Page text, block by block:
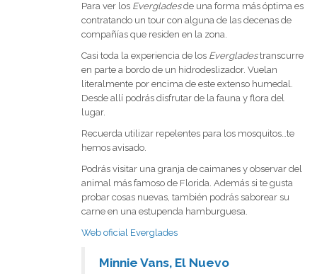
Para ver los Evergladesde una forma más óptima es
contratando un tour con alguna de las decenas de
compañías que residen en la zona.
Casi toda la experiencia de los Evergladestranscurre
en parte a bordo de un hidrodeslizador. Vuelan
literalmente por encima de este extenso humedal.
Desde allí podrás disfrutar de la fauna y flora del
lugar.
Recuerda utilizar repelentes para los mosquitos…te
hemos avisado.
Podrás visitar una granja de caimanes y observar del
animal más famoso de Florida. Además si te gusta
probar cosas nuevas, también podrás saborear su
carne en una estupenda hamburguesa.
Web oficial Everglades
Minnie Vans, El Nuevo